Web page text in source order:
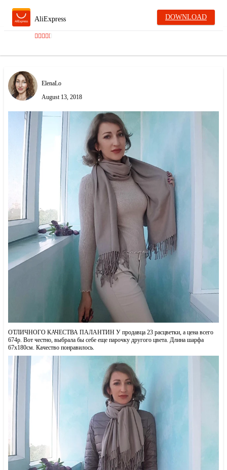
AliExpress DOWNLOAD
ElenaLo
August 13, 2018
ОТЛИЧНОГО КАЧЕСТВА ПАЛАНТИН У продавца 23 расцветки, а цена всего
674р. Вот честно, выбрала бы себе еще парочку другого цвета. Длина шарфа
67х180см. Качество понравилось.